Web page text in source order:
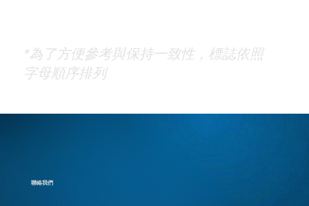
*為了方便參考與保持一致性，標誌依照
字母順序排列
聯絡我們